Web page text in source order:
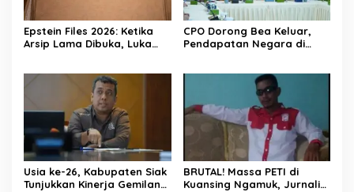
Epstein Files 2026: Ketika
Arsip Lama Dibuka, Luka
CPO Dorong Bea Keluar,
Pendapatan Negara di
Usia ke-26, Kabupaten Siak
Tunjukkan Kinerja Gemilang:
BRUTAL! Massa PETI di
Kuansing Ngamuk, Jurnalis